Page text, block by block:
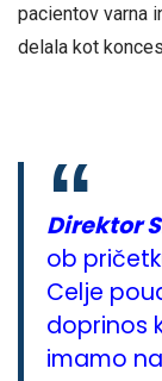
pacientov varna
delala kot
Direktor
ob
Celje
doprinos
imamo